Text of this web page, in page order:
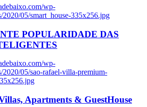
wp-
2020/05/smart_house-335x256.jpg
POPULARIDADE DAS
wp-
2020/05/sao-rafael-villa-premium-
Apartments & GuestHouse